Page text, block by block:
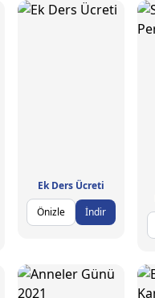
Ek Ders Ücreti
Önizle
İndir